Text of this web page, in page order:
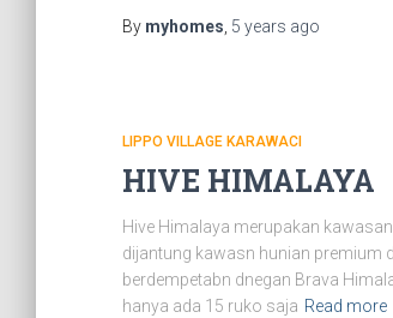
By myhomes 5 years ago
LIPPO VILLAGE KARAWACI
HIVE HIMALAYA
Hive Himalaya merupakan
dijantung kawasn hunian premium
berdempetabn dnegan Brava
hanya ada 15 ruko saja Read more